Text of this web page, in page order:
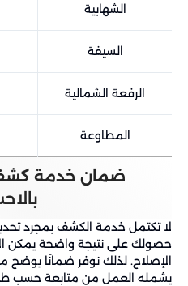
الشهابية
السيفة
الرفعة الشمالية
المطاوعة
ضمان خدمة كشف
لا تكتمل خدمة الكشف بمجرد
حصولك على نتيجة واضحة يمكن
الإصلاح. لذلك نوفر ضمانًا يوضح
يشمله العمل من متابعة حسب